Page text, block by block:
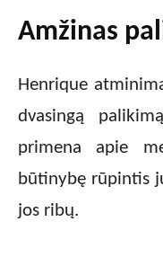
Amžinas
Henrique
dvasingą
primena apie
būtinybę rūpintis
jos ribų.